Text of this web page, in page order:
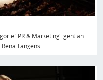
"PR & Marketing" geht an
Tangens